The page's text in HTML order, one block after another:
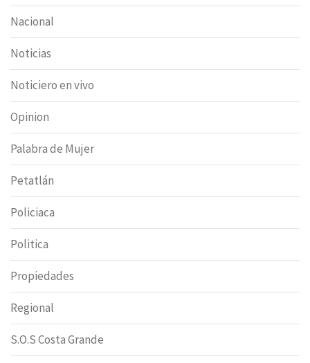
Nacional
Noticias
Noticiero en vivo
Opinion
Palabra de Mujer
Petatlán
Policiaca
Politica
Propiedades
Regional
S.O.S Costa Grande